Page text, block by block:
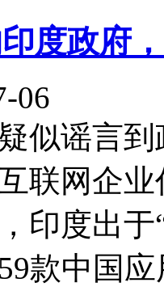
度政府
06
似谣言
联网企
印度出
款中国